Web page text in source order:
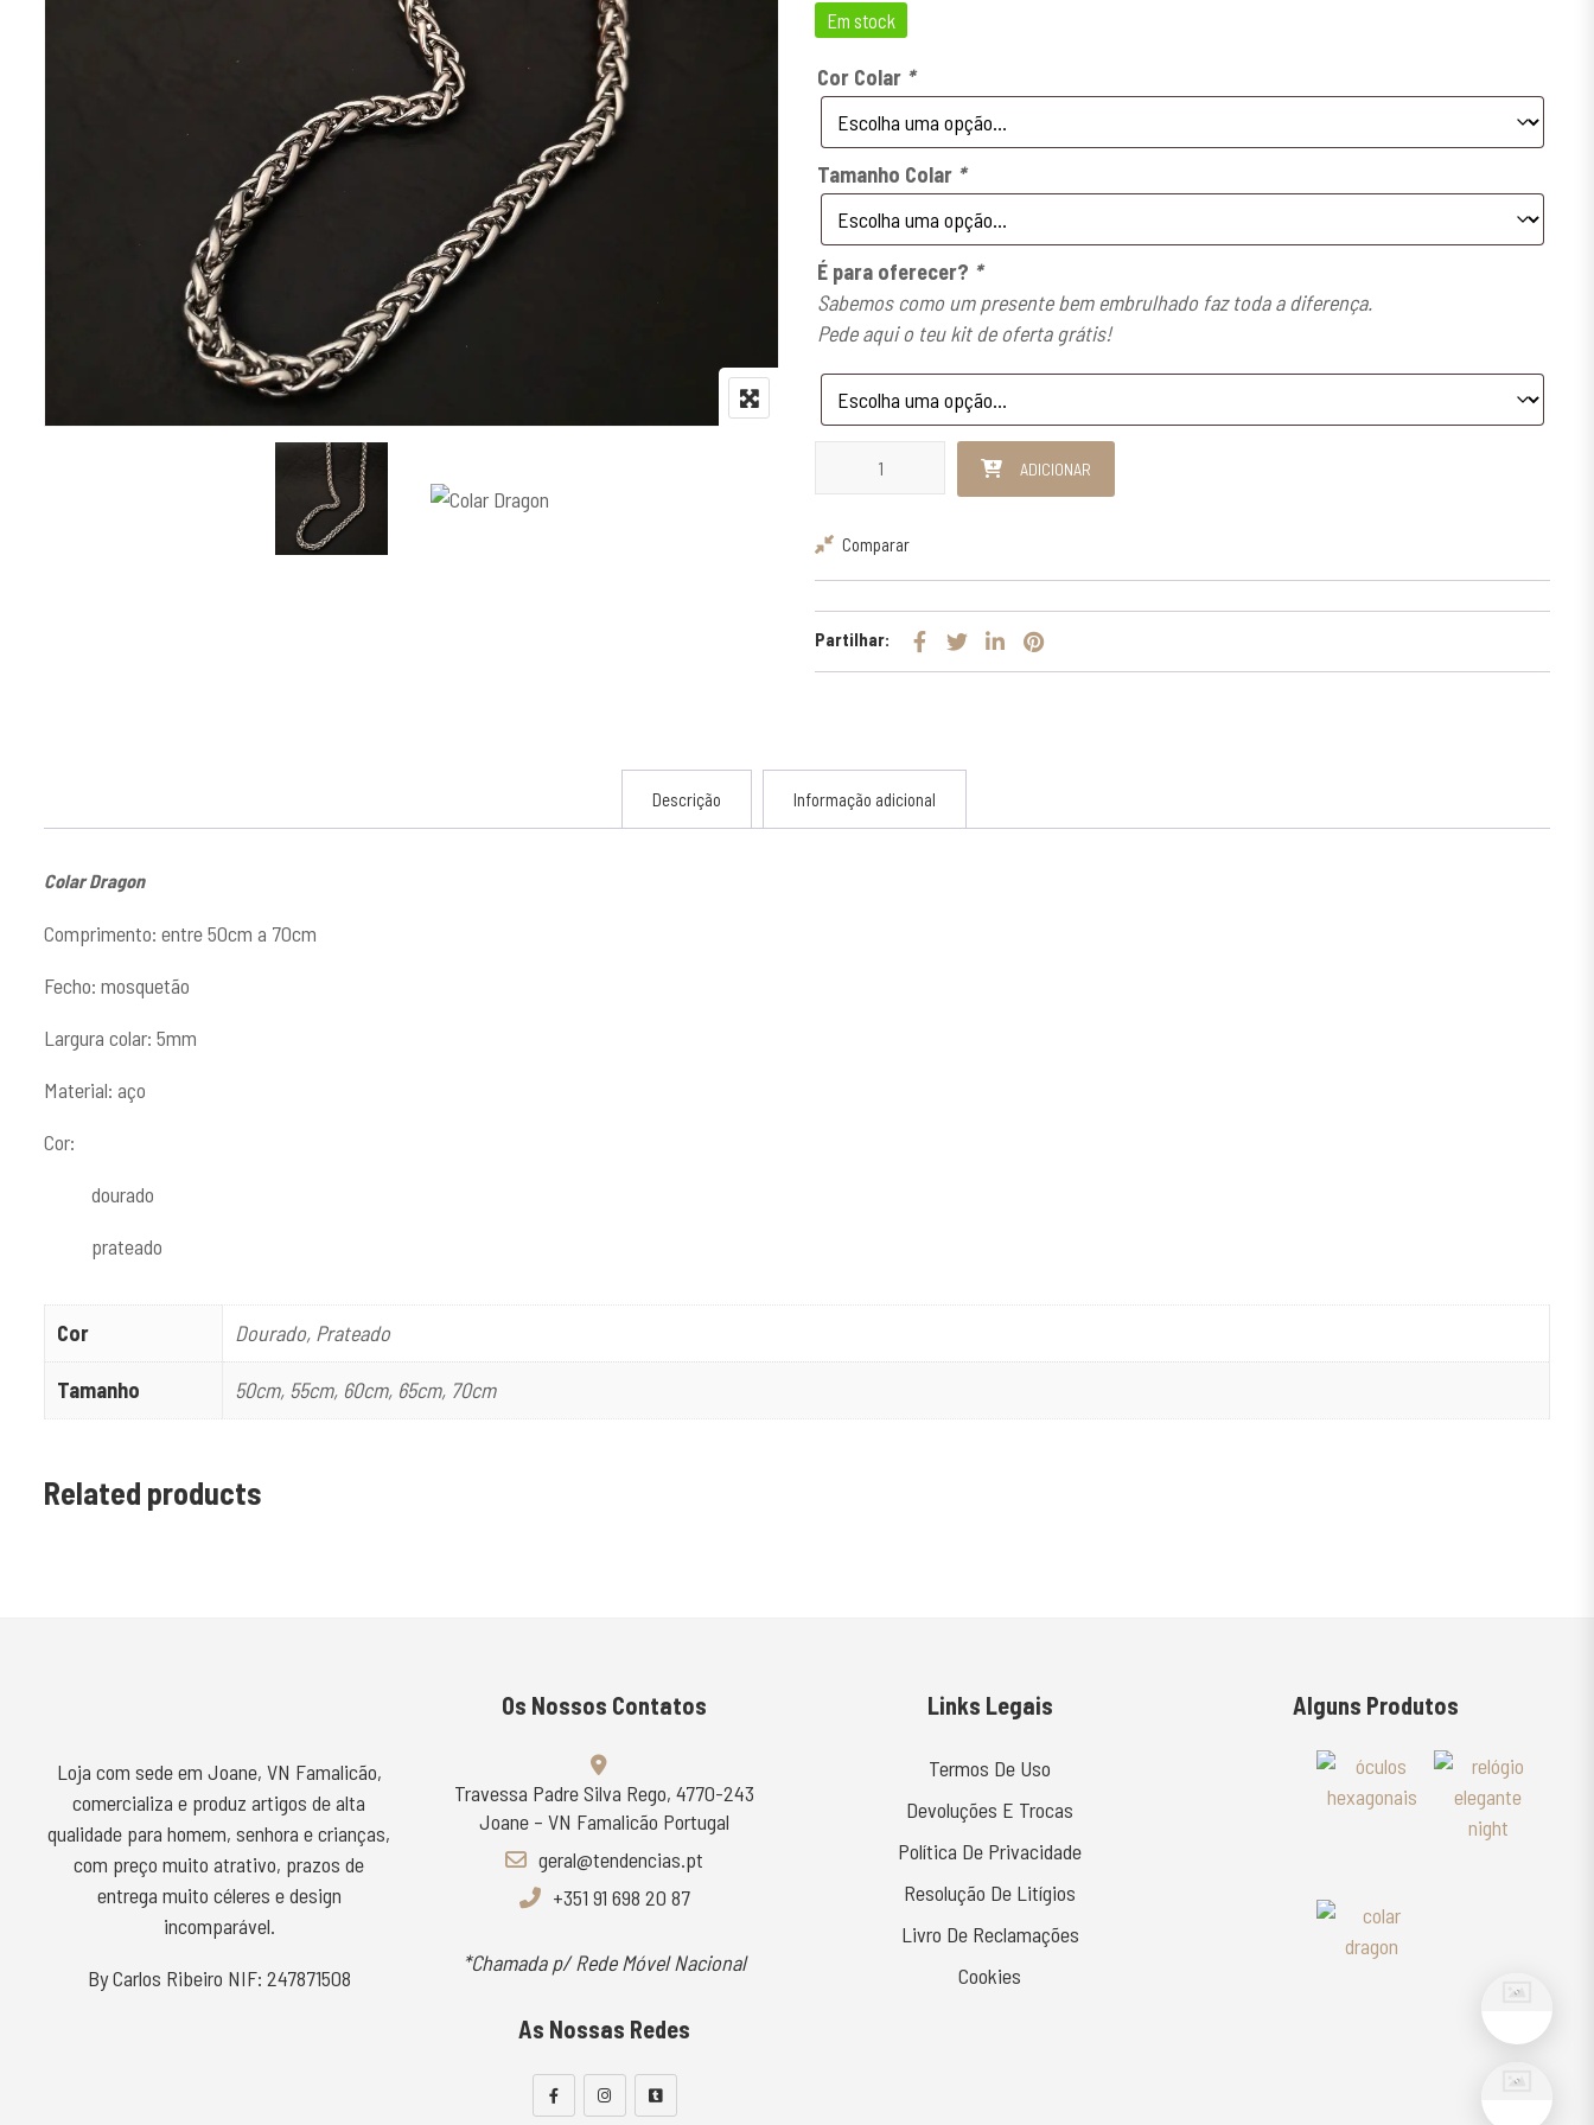
Em stock
Cor Colar *
Tamanho Colar *
É para oferecer? *
Sabemos como um presente bem embrulhado faz toda a diferença.
Pede aqui o teu kit de oferta grátis!
Quantidade de Colar Dragon
ADICIONAR
Comparar
Partilhar:
Descrição Informação adicional
Colar Dragon
Comprimento: entre 50cm a 70cm
Fecho: mosquetão
Largura colar: 5mm
Material: aço
Cor:
dourado
prateado
Cor Dourado, Prateado
Tamanho 50cm, 55cm, 60cm, 65cm, 70cm
Related products
Loja com sede em Joane, VN Famalicão,
comercializa e produz artigos de alta
qualidade para homem, senhora e crianças,
com preço muito atrativo, prazos de
entrega muito céleres e design
incomparável.
By Carlos Ribeiro NIF: 247871508
Os Nossos Contatos
Travessa Padre Silva Rego, 4770-243
Joane – VN Famalicão Portugal
geral@tendencias.pt
+351 91 698 20 87
*Chamada p/ Rede Móvel Nacional
As Nossas Redes
Links Legais
Termos De Uso
Devoluções E Trocas
Política De Privacidade
Resolução De Litígios
Livro De Reclamações
Cookies
Alguns Produtos